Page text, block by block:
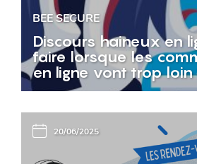
BEE SECURE
Discours haineux en
faire lorsque les
en ligne vont trop loin
20/06/2025